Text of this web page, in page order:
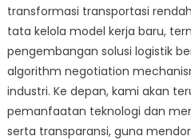
transformasi transportasi
tata kelola model kerja baru,
pengembangan solusi logistik
algorithm negotiation
industri. Ke depan, kami akan
pemanfaatan teknologi dan
serta transparansi, guna